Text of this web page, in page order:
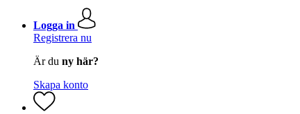
Logga in
Registrera nu
Är du ny här?
Skapa konto